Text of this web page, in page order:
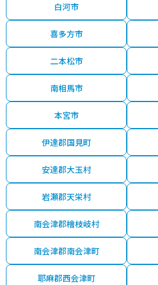
白河市
喜多方市
二本松市
南相馬市
本宮市
伊達郡国見町
安達郡大玉村
岩瀬郡天栄村
南会津郡檜枝岐村
南会津郡南会津町
耶麻郡西会津町